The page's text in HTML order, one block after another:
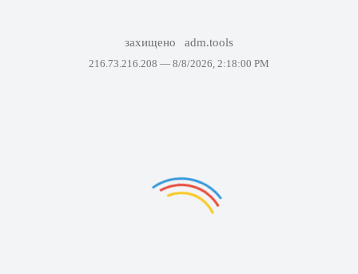
захищено adm.tools
216.73.216.208 — 8/8/2026, 2:18:00 PM